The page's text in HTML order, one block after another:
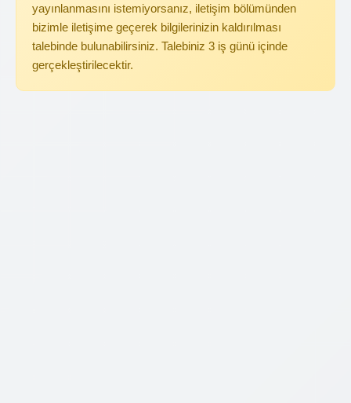
yayınlanmasını istemiyorsanız, iletişim bölümünden
bizimle iletişime geçerek bilgilerinizin kaldırılması
talebinde bulunabilirsiniz. Talebiniz 3 iş günü içinde
gerçekleştirilecektir.